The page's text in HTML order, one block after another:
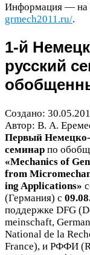
Информация — на
grmech2011 ​.ru/.
1-​й
русский
Создано: 30.05.
Автор: В. А.
Первый
семинар по
«Mechan­ics of
from
ing Appli­ca­tions»
(Германия) с 09.08
поддержке DFG
mein­schaft,
National de la
France), и РФФИ